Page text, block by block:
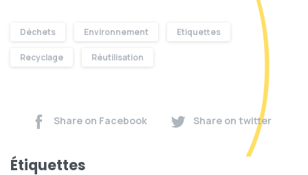
Déchets Environnement Etiquettes
Recyclage Réutilisation
Share on Facebook Share on twitter
Étiquettes